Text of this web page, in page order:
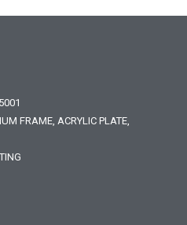
FRAME, ACRYLIC PLATE,